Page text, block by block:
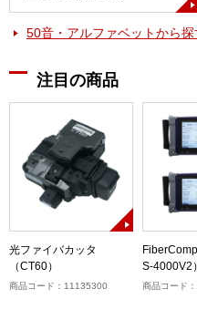
50音・アルファベットから探
注目の商品
光ファイバカッタ
（CT60）
商品コード：11135300
S-4000V2）
商品コード